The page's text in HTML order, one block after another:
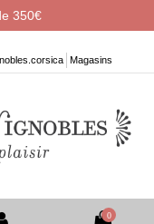
350€
Magasins
0